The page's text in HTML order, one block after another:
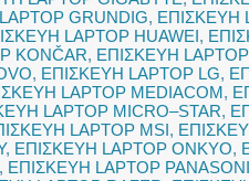
GRUNDIG, ΕΠΙΣΚΕΥΗ
LAPTOP HUAWEI,
KONČAR, ΕΠΙΣΚΕΥΗ
, ΕΠΙΣΚΕΥΗ LAPTOP LG,
LAPTOP MEDIACOM,
LAPTOP MICRO–STAR,
LAPTOP MSI,
, ΕΠΙΣΚΕΥΗ LAPTOP ONKYO,
, ΕΠΙΣΚΕΥΗ LAPTOP